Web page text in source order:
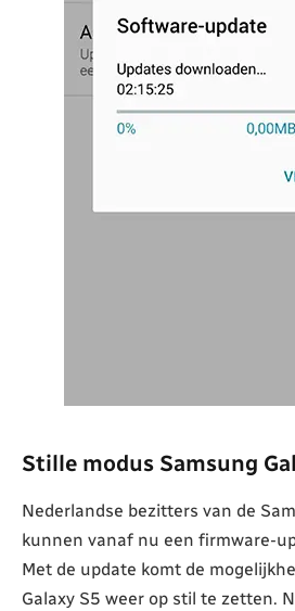
Stille modus Samsung
Nederlandse bezitters van de
kunnen vanaf nu een firmware-
Met de update komt de
Galaxy S5 weer op stil te zetten.